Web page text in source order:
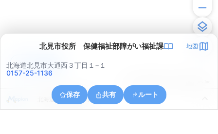
北見市役所 保健福祉部障がい福祉課 地図
北海道北見市大通西３丁目１−１
0157-25-1136
保存 共有 ルート
北海道北見市朝日町
アプリで見る